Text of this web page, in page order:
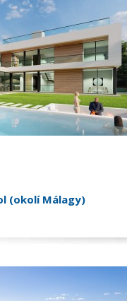
(okolí Málagy)